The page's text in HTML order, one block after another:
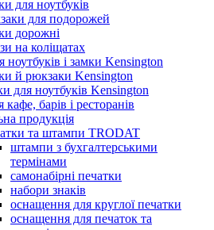
для ноутбуків
для подорожей
дорожні
на коліщатах
і замки Kensington
й рюкзаки Kensington
для ноутбуків Kensington
барів і ресторанів
продукція
та штампи TRODAT
штампи з бухгалтерськими
термінами
самонабірні печатки
набори знаків
оснащення для круглої печатки
оснащення для печаток та